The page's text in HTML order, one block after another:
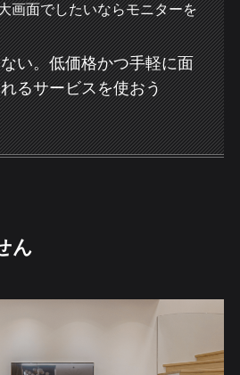
画面でしたいならモニターを
い。低価格かつ手軽に面
るサービスを使おう
ん